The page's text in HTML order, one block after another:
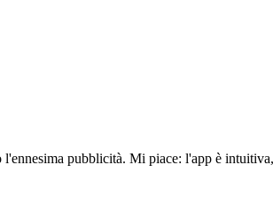
pubblicità. Mi piace: l'app è